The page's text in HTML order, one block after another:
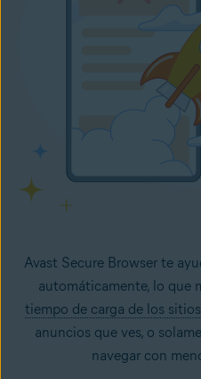
Avast Secure Browser te
automáticamente, lo que
tiempo de carga de los
anuncios que ves, o
navegar con